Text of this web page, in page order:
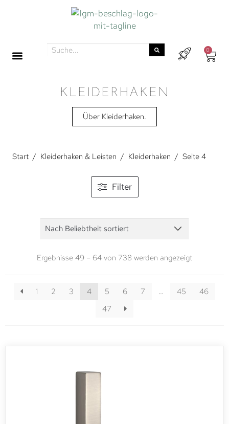
0
KLEIDERHAKEN
Über Kleiderhaken.
Start / Kleiderhaken & Leisten / Kleiderhaken / Seite 4
Filter
Ergebnisse 49 – 64 von 738 werden angezeigt
1 2 3 4 5 6 7 … 45
46
47